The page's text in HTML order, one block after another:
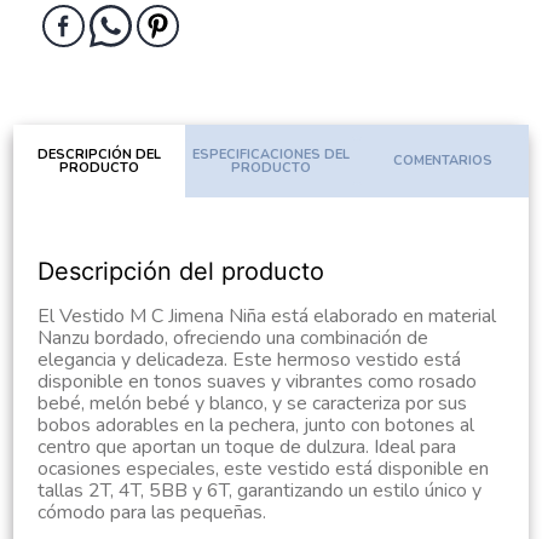
DESCRIPCIÓN DEL
PRODUCTO
ESPECIFICACIONES DEL
PRODUCTO COMENTARIOS
Descripción del producto
El Vestido M C Jimena Niña está elaborado en material
Nanzu bordado, ofreciendo una combinación de
elegancia y delicadeza. Este hermoso vestido está
disponible en tonos suaves y vibrantes como rosado
bebé, melón bebé y blanco, y se caracteriza por sus
bobos adorables en la pechera, junto con botones al
centro que aportan un toque de dulzura. Ideal para
ocasiones especiales, este vestido está disponible en
tallas 2T, 4T, 5BB y 6T, garantizando un estilo único y
cómodo para las pequeñas.